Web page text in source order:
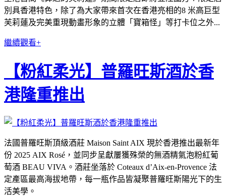
別具香港特色，除了為大家帶來首次在香港亮相的8 米高巨型
芙莉蓮及完美重現動畫形象的立體「寶箱怪」等打卡位之外...
繼續觀看+
【粉紅柔光】普羅旺斯酒於香
港隆重推出
法國普羅旺斯頂級酒莊 Maison Saint AIX 現於香港推出最新年
份 2025 AIX Rosé，並同步呈獻屢獲殊榮的無酒精氣泡粉紅葡
萄酒 BEAU VIVA。酒莊坐落於 Coteaux d’Aix-en-Provence 法
定產區最高海拔地帶，每一瓶作品皆凝聚普羅旺斯陽光下的生
活美學。